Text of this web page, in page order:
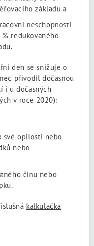
základu a
neschopnosti
redukovaného
den se snižuje o
přivodil dočasnou
i u dočasných
v roce 2020):
své opilosti nebo
nebo
činu nebo
kalkulačka